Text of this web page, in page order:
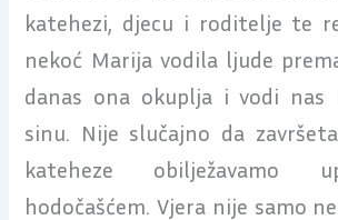
katehezi, djecu i roditelje te
nekoć Marija vodila ljude
danas ona okuplja i vodi nas
sinu. Nije slučajno da
kateheze obilježavamo
hodočašćem. Vjera nije samo